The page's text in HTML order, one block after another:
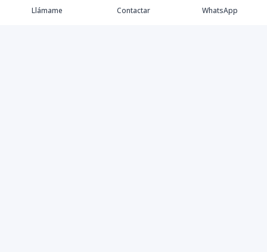
Llámame Contactar WhatsApp